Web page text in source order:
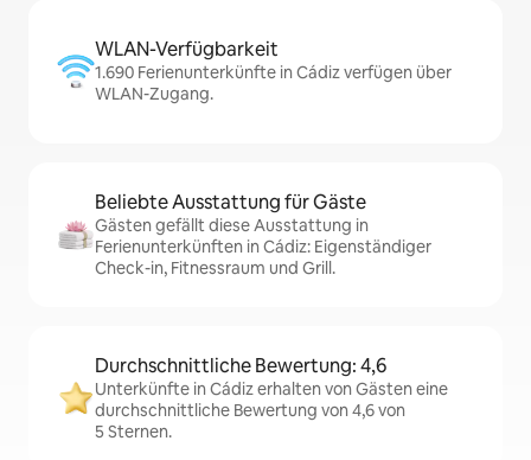
WLAN-Verfügbarkeit
1.690 Ferienunterkünfte in Cádiz verfügen über
WLAN-Zugang.
Beliebte Ausstattung für Gäste
Gästen gefällt diese Ausstattung in
Ferienunterkünften in Cádiz: Eigenständiger
Check-in, Fitnessraum und Grill.
Durchschnittliche Bewertung: 4,6
Unterkünfte in Cádiz erhalten von Gästen eine
durchschnittliche Bewertung von 4,6 von
5 Sternen.